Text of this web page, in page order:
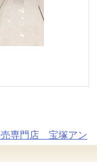
売専門店 宝塚アン